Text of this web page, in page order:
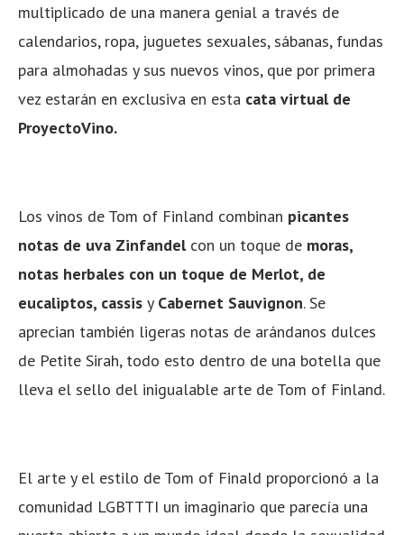
multiplicado de una manera genial a través de
calendarios, ropa, juguetes sexuales, sábanas, fundas
para almohadas y sus nuevos vinos, que por primera
vez estarán en exclusiva en esta cata virtual de
ProyectoVino.
Los vinos de Tom of Finland combinan picantes
notas de uva Zinfandelcon un toque de moras,
notas herbales con un toque de Merlot, de
eucaliptos, cassis y Cabernet Sauvignon. Se
aprecian también ligeras notas de arándanos dulces
de Petite Sirah, todo esto dentro de una botella que
lleva el sello del inigualable arte de Tom of Finland.
El arte y el estilo de Tom of Finald proporcionó a la
comunidad LGBTTTI un imaginario que parecía una